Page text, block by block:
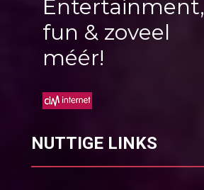
Entertainment,
fun & zoveel
méér!
NUTTIGE LINKS